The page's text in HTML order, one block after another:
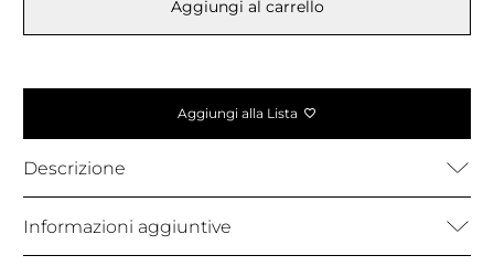
Aggiungi al carrello
Aggiungi alla Lista
Descrizione
Informazioni aggiuntive